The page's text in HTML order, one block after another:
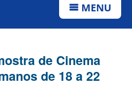
MENU
de Cinema
de 18 a 22